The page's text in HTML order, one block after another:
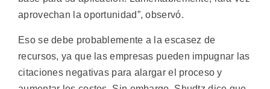
aprovechan la oportunidad”, observó.
Eso se debe probablemente a la escasez de
recursos, ya que las empresas pueden impugnar las
citaciones negativas para alargar el proceso y